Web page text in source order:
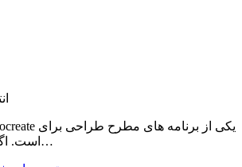
مک macos است. اگر شما هم…